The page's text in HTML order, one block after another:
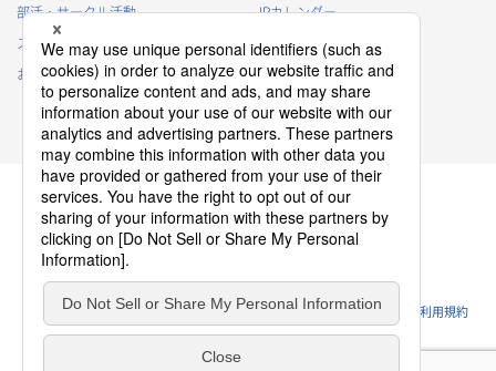
部活・サークル活動
スポンサー活動
お問い合わせ
IRカレンダー
IRに関するよくあるご質問
IRポリシー
免責事項
プライバシーポリシー
クッキーポリシー
ソーシャルメディアポリシー
ウェブサイトのご利用条件 利用規約